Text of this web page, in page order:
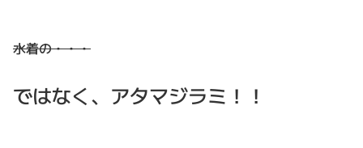
水着の・・・
ではなく、アタマジラミ！！